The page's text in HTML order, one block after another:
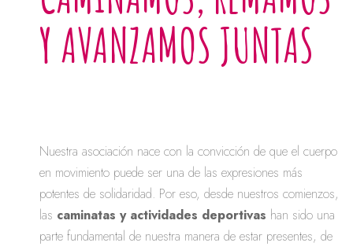
Y AVANZAMOS JUNTAS
Nuestra asociación nace con la convicción de que el cuerpo
en movimiento puede ser una de las expresiones más
potentes de solidaridad. Por eso, desde nuestros comienzos,
las caminatas y actividades deportivas han sido una
parte fundamental de nuestra manera de estar presentes, de